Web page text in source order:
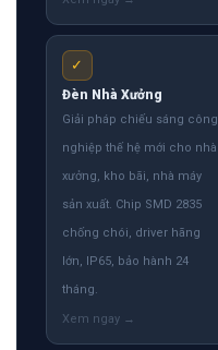
✓
Đèn Nhà Xưởng
Giải pháp chiếu sáng công
nghiệp thế hệ mới cho nhà
xưởng, kho bãi, nhà máy
sản xuất. Chip SMD 2835
chống chói, driver hãng
lớn, IP65, bảo hành 24
tháng.